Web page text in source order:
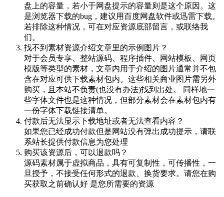
盘上的容量，若小于网盘提示的容量则是这个原因。这
是浏览器下载的bug，建议用百度网盘软件或迅雷下载。
若排除这种情况，可在对应资源底部留言，或联络我
们。
找不到素材资源介绍文章里的示例图片？
对于会员专享、整站源码、程序插件、网站模板、网页
模版等类型的素材，文章内用于介绍的图片通常并不包
含在对应可供下载素材包内。这些相关商业图片需另外
购买，且本站不负责(也没有办法)找到出处。 同样地一
些字体文件也是这种情况，但部分素材会在素材包内有
一份字体下载链接清单。
付款后无法显示下载地址或者无法查看内容？
如果您已经成功付款但是网站没有弹出成功提示，请联
系站长提供付款信息为您处理
购买该资源后，可以退款吗？
源码素材属于虚拟商品，具有可复制性，可传播性，一
旦授予，不接受任何形式的退款、换货要求。请您在购
买获取之前确认好 是您所需要的资源